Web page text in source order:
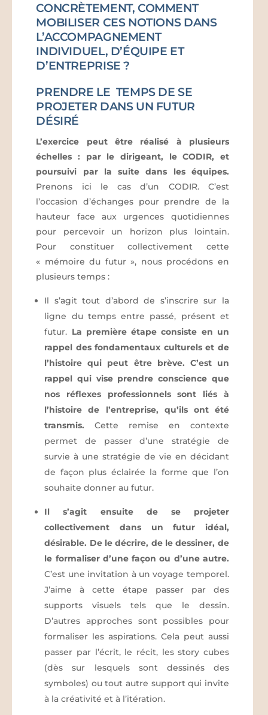
CONCRÈTEMENT, COMMENT
MOBILISER CES NOTIONS DANS
L’ACCOMPAGNEMENT
INDIVIDUEL, D’ÉQUIPE ET
D’ENTREPRISE ?
PRENDRE LE TEMPS DE SE
PROJETER DANS UN FUTUR
DÉSIRÉ
L’exercice peut être réalisé à plusieurs
échelles : par le dirigeant, le CODIR, et
poursuivi par la suite dans les équipes.
Prenons ici le cas d’un CODIR. C’est
l’occasion d’échanges pour prendre de la
hauteur face aux urgences quotidiennes
pour percevoir un horizon plus lointain.
Pour constituer collectivement cette
« mémoire du futur », nous procédons en
plusieurs temps :
Il s’agit tout d’abord de s’inscrire sur la
ligne du temps entre passé, présent et
futur. La première étape consiste en un
rappel des fondamentaux culturels et de
l’histoire qui peut être brève. C’est un
rappel qui vise prendre conscience que
nos réflexes professionnels sont liés à
l’histoire de l’entreprise, qu’ils ont été
transmis. Cette remise en contexte
permet de passer d’une stratégie de
survie à une stratégie de vie en décidant
de façon plus éclairée la forme que l’on
souhaite donner au futur.
Il s’agit ensuite de se projeter
collectivement dans un futur idéal,
désirable. De le décrire, de le dessiner, de
le formaliser d’une façon ou d’une autre.
C’est une invitation à un voyage temporel.
J’aime à cette étape passer par des
supports visuels tels que le dessin.
D’autres approches sont possibles pour
formaliser les aspirations. Cela peut aussi
passer par l’écrit, le récit, les story cubes
(dès sur lesquels sont dessinés des
symboles) ou tout autre support qui invite
à la créativité et à l’itération.